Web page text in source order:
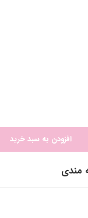
افزودن به سبد خرید
مندی